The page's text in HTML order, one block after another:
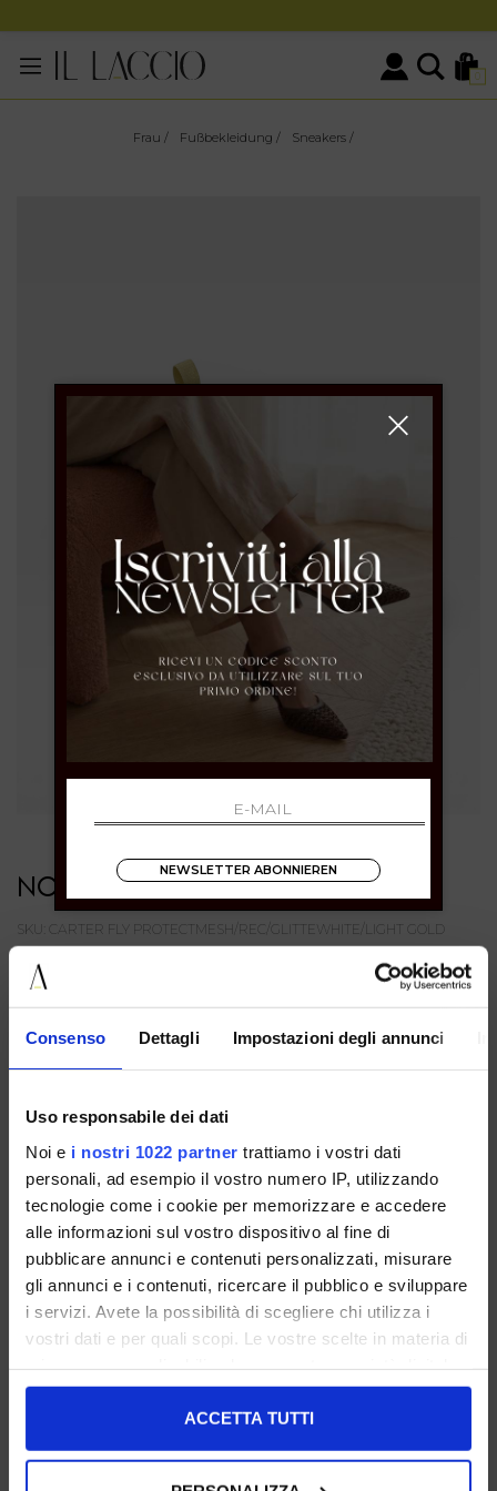
Consenso Dettagli Impostazioni degli annunci
Uso responsabile dei dati
Noi e i nostri 1022 partner trattiamo i vostri dati
personali, ad esempio il vostro numero IP, utilizzando
tecnologie come i cookie per memorizzare e accedere
alle informazioni sul vostro dispositivo al fine di
pubblicare annunci e contenuti personalizzati, misurare
gli annunci e i contenuti, ricercare il pubblico e sviluppare
i servizi. Avete la possibilità di scegliere chi utilizza i
vostri dati e per quali scopi. Le vostre scelte in materia di
in cui avete effettuato le vostre scelte. È possibile
modificare o revocare il proprio consenso in qualsiasi
momento dalla Dichiarazione sui cookie o facendo clic
ACCETTA TUTTI
0
Frau / Fußbekleidung / Sneakers/
NO NAME
SKU: CARTER FLY PROTECTMESH/REC/GLITTEWHITE/LIGHT GOLD
€ 129.00
FARBE: GRÖSSENRATGEBER
GRÖSSE
BESCHREIBUNG
TEILEN:
UNTERSTÜTZUNG:
DAS KÖNNTE DIR AUCH GEFALLEN...:
SALE
NEWSLETTER ABONNIEREN